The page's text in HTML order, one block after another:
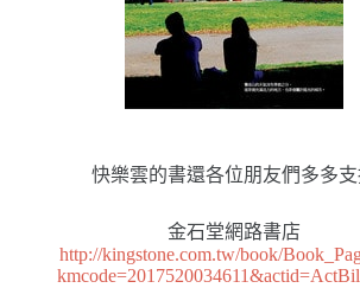
快樂雲的書還各位朋友們多多
金石堂網路書店
http://kingstone.com.tw/book/